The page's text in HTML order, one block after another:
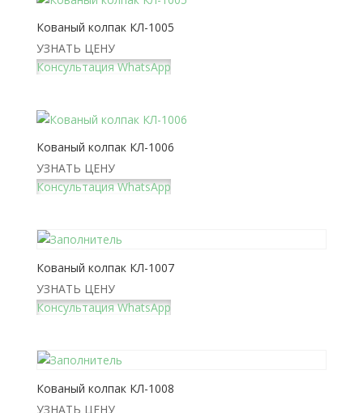
Кованый колпак КЛ-1005
УЗНАТЬ ЦЕНУ
Консультация WhatsApp
Кованый колпак КЛ-1006
УЗНАТЬ ЦЕНУ
Консультация WhatsApp
Кованый колпак КЛ-1007
УЗНАТЬ ЦЕНУ
Консультация WhatsApp
Кованый колпак КЛ-1008
УЗНАТЬ ЦЕНУ